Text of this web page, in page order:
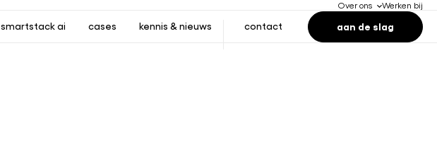
Over ons Werken bij
smartstack ai cases kennis & nieuws contact aan de slag